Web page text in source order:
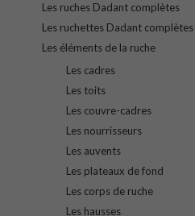
Les ruches Dadant complètes
Les ruchettes Dadant complètes
Les éléments de la ruche
Les cadres
Les toits
Les couvre-cadres
Les nourrisseurs
Les auvents
Les plateaux de fond
Les corps de ruche
Les hausses